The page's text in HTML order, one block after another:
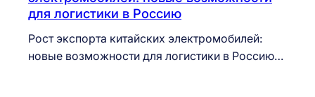
для логистики в Россию
Рост экспорта китайских электромобилей:
новые возможности для логистики в Россию…